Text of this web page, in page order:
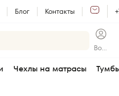
Блог Контакты
Войт
Чехлы на матрасы